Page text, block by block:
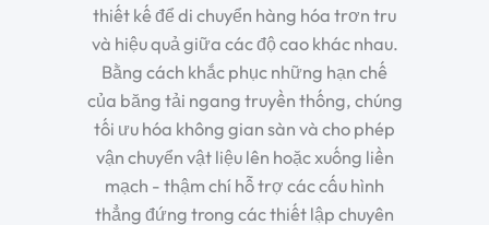
thiết kế để di chuyển hàng hóa trơn tru
và hiệu quả giữa các độ cao khác nhau.
Bằng cách khắc phục những hạn chế
của băng tải ngang truyền thống, chúng
tối ưu hóa không gian sàn và cho phép
vận chuyển vật liệu lên hoặc xuống liền
mạch - thậm chí hỗ trợ các cấu hình
thẳng đứng trong các thiết lập chuyên